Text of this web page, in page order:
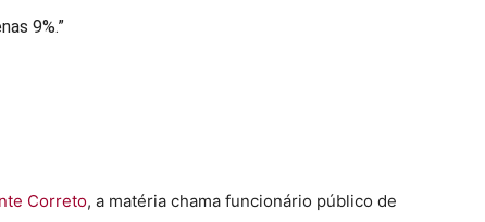
9%.”
Correto, a matéria chama funcionário público de